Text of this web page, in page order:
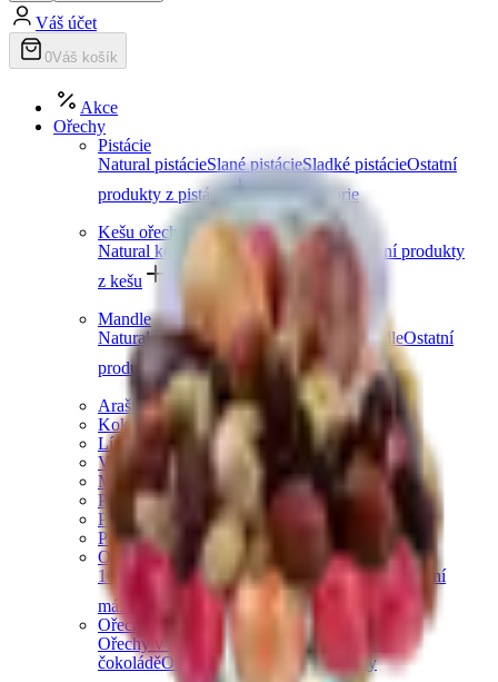
Váš účet
0Váš košík
Akce
Ořechy
Pistácie
Natural pistácieSlané pistácieSladké pistácieOstatní
produkty z pistácií
Další kategorie
Kešu ořechy
Natural kešu
Sladké kešu
Ostatní produkty
z kešu
Další kategorie
Mandle
Natural mandleSlané mandle Sladké mandleOstatní
produkty z mandlí
Další kategorie
Arašídy
Kokosové ořechy
Lískové ořechy
Vlašské ořechy
Makadamové ořechy
Para ořechy
Pekanové ořechy
Píniové oříšky
Ořechová másla
100% ořechová
S čokoládou Slaný karamel
Ostatní
másla a pasty
Další kategorie
Ořechy v čokoládě
Ořechy v hořké čokoládě
Ořechy v mléčné
čokoláděOřechy v bílé čokoláděOřechy